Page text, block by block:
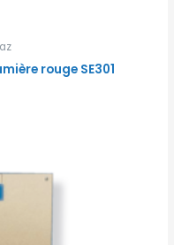
rouge SE301